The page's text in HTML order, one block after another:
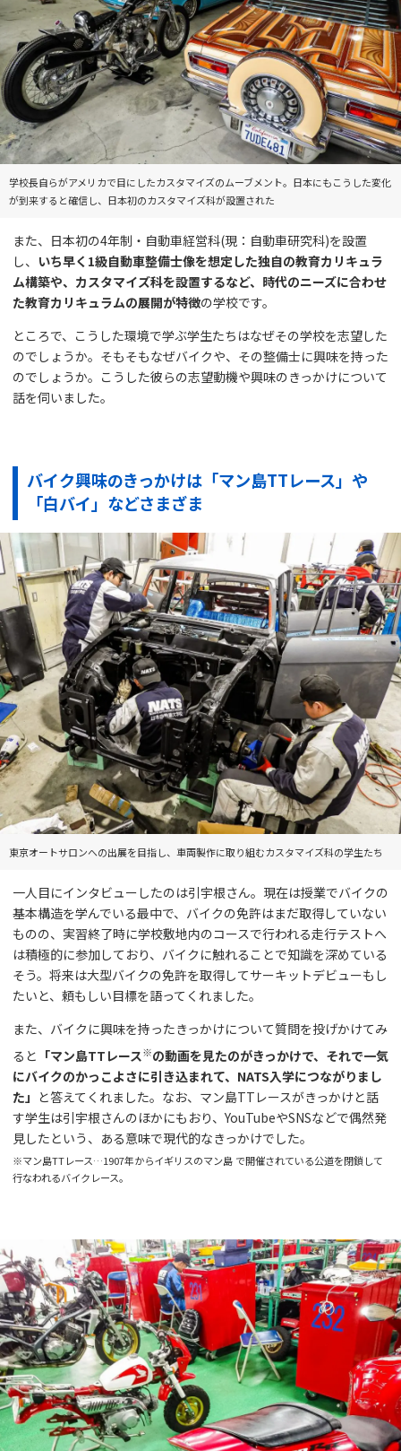
学校長自らがアメリカで目にしたカスタマイズのムーブメント。日本にもこうした変化
が到来すると確信し、日本初のカスタマイズ科が設置された
また、日本初の4年制・自動車経営科(現：自動車研究科)を設置
し、 いち早く1級自動車整備士像を想定した独自の教育カリキュラ
ム構築や、カスタマイズ科を設置するなど、時代のニーズに合わせ
た教育カリキュラムの展開が特徴の学校です。
ところで、こうした環境で学ぶ学生たちはなぜその学校を志望した
のでしょうか。そもそもなぜバイクや、その整備士に興味を持った
のでしょうか。こうした彼らの志望動機や興味のきっかけについて
話を伺いました。
バイク興味のきっかけは「マン島TTレース」や
「白バイ」などさまざま
東京オートサロンへの出展を目指し、車両製作に取り組むカスタマイズ科の学生たち
一人目にインタビューしたのは引宇根さん。現在は授業でバイクの
基本構造を学んでいる最中で、バイクの免許はまだ取得していない
ものの、実習終了時に学校敷地内のコースで行われる走行テストへ
は積極的に参加しており、バイクに触れることで知識を深めている
そう。将来は大型バイクの免許を取得してサーキットデビューもし
たいと、頼もしい目標を語ってくれました。
また、バイクに興味を持ったきっかけについて質問を投げかけてみ
ると 「マン島TTレース※の動画を見たのがきっかけで、それで一気
にバイクのかっこよさに引き込まれて、NATS入学につながりまし
た」 と答えてくれました。なお、マン島TTレースがきっかけと話
す学生は引宇根さんのほかにもおり、YouTubeやSNSなどで偶然発
見したという、ある意味で現代的なきっかけでした。
※マン島TTレース…1907年からイギリスのマン島 で開催されている公道を閉鎖して
行なわれるバイクレース。